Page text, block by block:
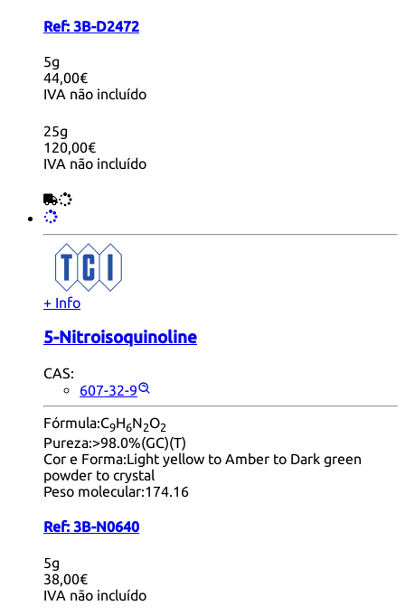
Ref: 3B-D2472
5g
44,00€
IVA não incluído
25g
120,00€
IVA não incluído
+ Info
5-Nitroisoquinoline
CAS:
607-32-9
Fórmula:C9H6N2O2
Pureza:>98.0%(GC)(T)
Cor e Forma:Light yellow to Amber to Dark green
powder to crystal
Peso molecular:174.16
Ref: 3B-N0640
5g
38,00€
IVA não incluído